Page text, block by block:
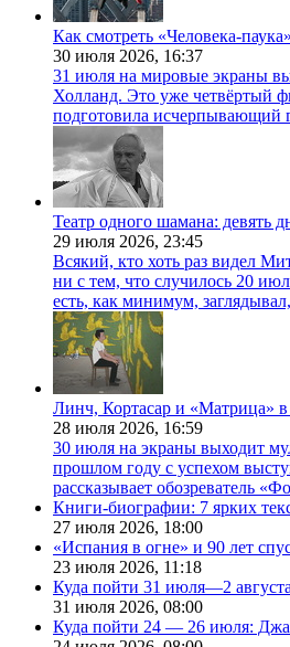
Как смотреть «Человека-
30 июля 2026, 16:37
31 июля на мировые экраны
Холланд. Это уже четвёртый
подготовила исчерпывающий
Театр одного шамана: девять
29 июля 2026, 23:45
Всякий, кто хоть раз видел
ни с тем, что случилось 20
есть, как минимум,
Линч, Кортасар и «Матрица»
28 июля 2026, 16:59
30 июля на экраны выходит
прошлом году с успехом
рассказывает обозреватель
Книги-биографии: 7 ярких
27 июля 2026, 18:00
«Испания в огне» и 90 лет
23 июля 2026, 11:18
Куда пойти 31 июля—2
31 июля 2026, 08:00
Куда пойти 24 — 26 июля: